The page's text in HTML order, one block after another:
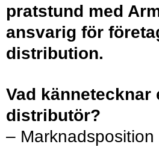
pratstund med
ansvarig för
distribution.
Vad kännetecknar
distributör?
–